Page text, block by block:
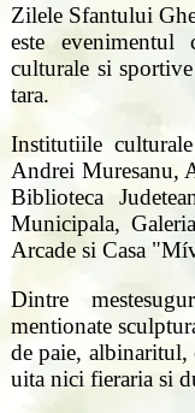
Zilele Sfantului
este evenimentul
culturale si
tara.
Institutiile
Andrei Muresanu,
Biblioteca
Municipala,
Arcade si Casa
Dintre
mentionate
de paie,
uita nici fieraria si